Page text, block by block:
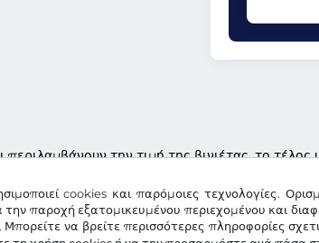
cookies και παρόμοιες τεχνολογίες.
την παροχή εξατομικευμένου περιεχομένου και
να βρείτε περισσότερες πληροφορίες
περιλαμβάνουν την τιμή της βινιέτας, το